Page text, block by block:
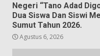
Negeri “Tano Adad
Dua Siswa Dan Siswi
Sumut Tahun 2026.
Agustus 6, 2026